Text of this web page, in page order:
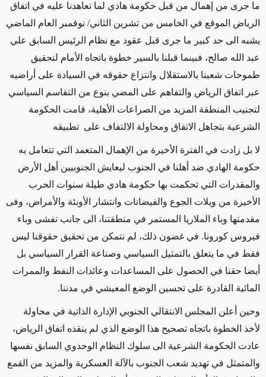
ما جرى من إهمال من قبل حكومة هادي لما تعاهدنا عليه في اتفاق
الرياض الموقع في الخامس من تشرين الثاني/ نوفمبر العام الماضي
يشبه الى حد كبير ما جرى قبل عقود مع نظام الرئيس السابق علي
عبد الله صالح، فبينما قبلنا بالسير خطوة باتجاه الأمام لتحقيق
طموحات شعبنا بالاستقلال وانتزاع حقوقه في السيادة على أراضيه
عبر اتفاق الرياض والتفاهم على المضي بنوع من التقاسم السياسي
لتجنيب المنطقة المزيد من الصراعات الأهلية، قامت الحكومة
الشرعية بتجاهل الاتفاق ومحاولة الالتفاف على تطبيقه
لا بل زادت في الفترة الأخيرة من الإهمال المتعمد التي تتعامل به
حكومة الهادي ضد أهلنا في الجنوب ليعايش الجنوبيين أهل الأرض
والمقدرات التي تحكمت بها حكومة هادي طيلة سنوات الحرب
الأخيرة من ويلات الجوع والفيضانات وانتشار الأوبئة والأمراض، وفى
مقدمتها وباء الملاريا المستمر في منطقتنا، الى جانب تفشى وباء
فيروس كورونا. في غضون ذلك، لم نتمكن من تحقيق حقوقنا ليس
فقط في ما يتعلق بالتمثيل السياسي وصناعة القرار السياسي بل
أيضا حقنا في الحصول على المساعدات وعائدات النفط والممرات
المائية القادرة على تحسين الوضع المعيشي في مدننا.
وحين أعلن المجلس الانتقالي الجنوبي الإدارة الذاتية في محاولة
لأخذ الخطوة باتجاه تصحيح هذا الوضع الذي لم ينقذه اتفاق الرياض،
عادت الحكومة الشرعية الى سلوك النظام الوحدوي السابق نفسها
والمتمثل في تهديد شعب الجنوب بالآلة العسكرية والمزيد من القمع